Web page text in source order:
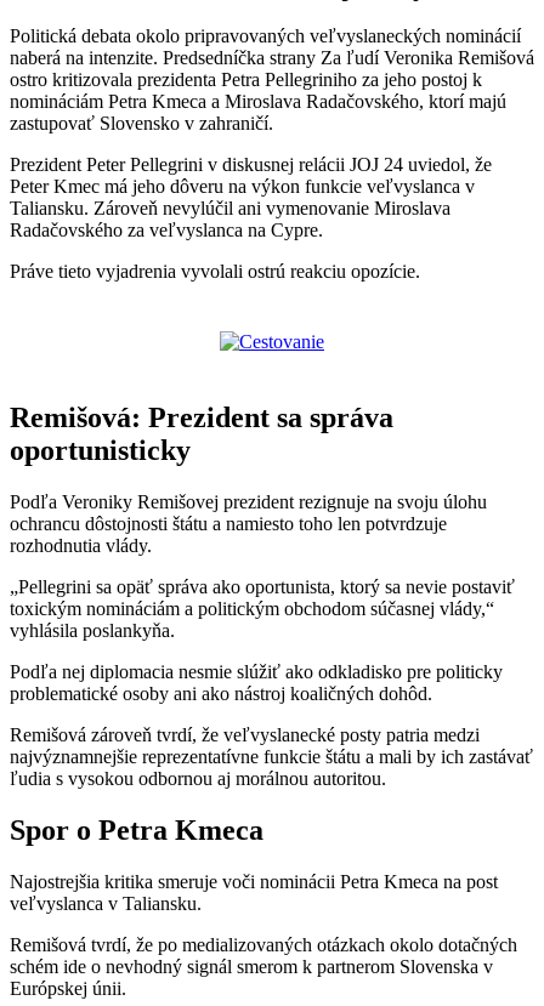
Politická debata okolo pripravovaných veľvyslaneckých nominácií
naberá na intenzite. Predsedníčka strany Za ľudí Veronika Remišová
ostro kritizovala prezidenta Petra Pellegriniho za jeho postoj k
nomináciám Petra Kmeca a Miroslava Radačovského, ktorí majú
zastupovať Slovensko v zahraničí.
Prezident Peter Pellegrini v diskusnej relácii JOJ 24 uviedol, že
Peter Kmec má jeho dôveru na výkon funkcie veľvyslanca v
Taliansku. Zároveň nevylúčil ani vymenovanie Miroslava
Radačovského za veľvyslanca na Cypre.
Práve tieto vyjadrenia vyvolali ostrú reakciu opozície.
Remišová: Prezident sa správa
oportunisticky
Podľa Veroniky Remišovej prezident rezignuje na svoju úlohu
ochrancu dôstojnosti štátu a namiesto toho len potvrdzuje
rozhodnutia vlády.
„Pellegrini sa opäť správa ako oportunista, ktorý sa nevie postaviť
toxickým nomináciám a politickým obchodom súčasnej vlády,“
vyhlásila poslankyňa.
Podľa nej diplomacia nesmie slúžiť ako odkladisko pre politicky
problematické osoby ani ako nástroj koaličných dohôd.
Remišová zároveň tvrdí, že veľvyslanecké posty patria medzi
najvýznamnejšie reprezentatívne funkcie štátu a mali by ich zastávať
ľudia s vysokou odbornou aj morálnou autoritou.
Spor o Petra Kmeca
Najostrejšia kritika smeruje voči nominácii Petra Kmeca na post
veľvyslanca v Taliansku.
Remišová tvrdí, že po medializovaných otázkach okolo dotačných
schém ide o nevhodný signál smerom k partnerom Slovenska v
Európskej únii.